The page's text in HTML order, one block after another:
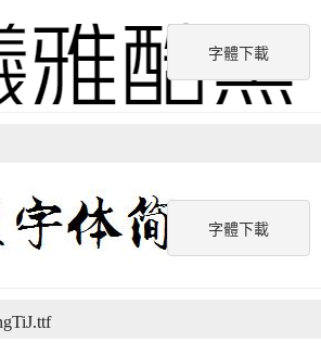
字體下載
字體下載